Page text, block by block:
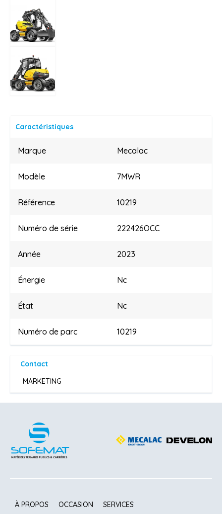
Caractéristiques
Marque Mecalac
Modèle 7MWR
Référence 10219
Numéro de série 222426OCC
Année 2023
Énergie Nc
État Nc
Numéro de parc 10219
Contact
MARKETING
À PROPOS
OCCASION
SERVICES